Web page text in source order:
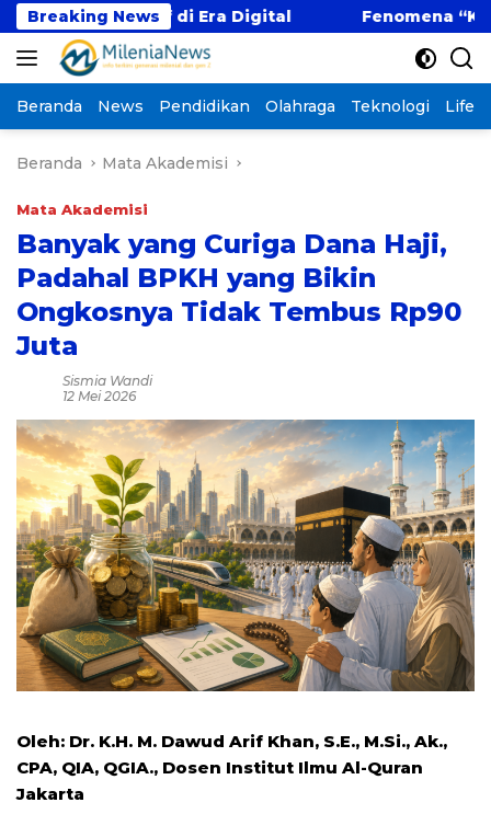
Langsung
ke
konten
Breaking News
di Era Digital Fenomena “Kabur Aja
Beranda News Pendidikan Olahraga Teknologi
Beranda Mata Akademisi
Mata Akademisi
Banyak yang Curiga Dana Haji,
Padahal BPKH yang Bikin
Ongkosnya Tidak Tembus Rp90
Juta
Sismia Wandi
12 Mei 2026
Oleh: Dr. K.H. M. Dawud Arif Khan, S.E., M.Si., Ak.,
CPA, QIA, QGIA., Dosen Institut Ilmu Al-Quran
Jakarta